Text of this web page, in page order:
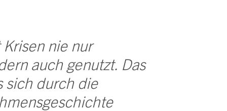
Krisen nie nur
auch genutzt. Das
sich durch die